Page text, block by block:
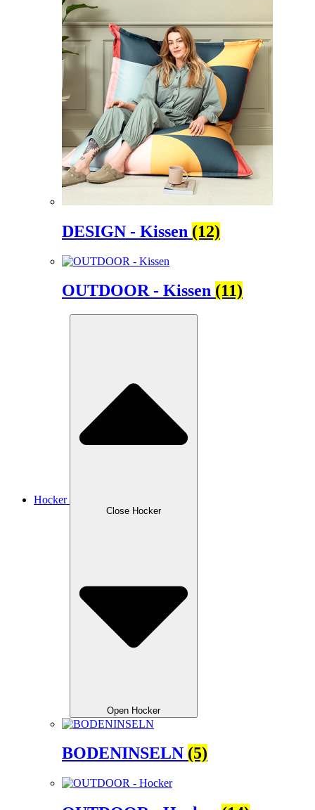
DESIGN - Kissen (12)
OUTDOOR - Kissen (11)
Hocker
Close Hocker
Open Hocker
BODENINSELN (5)